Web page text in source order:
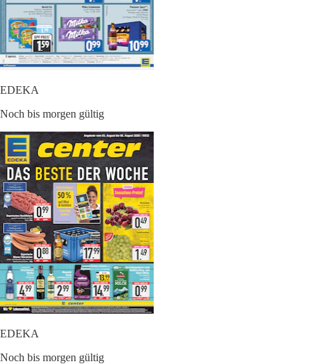
EDEKA
Noch bis morgen gültig
EDEKA
Noch bis morgen gültig